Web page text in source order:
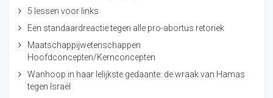
5 lessen voor links
Een standaardreactie tegen alle pro-abortus retoriek
Maatschappijwetenschappen
Hoofdconcepten/Kernconcepten
Wanhoop in haar lelijkste gedaante: de wraak van Hamas
tegen Israël